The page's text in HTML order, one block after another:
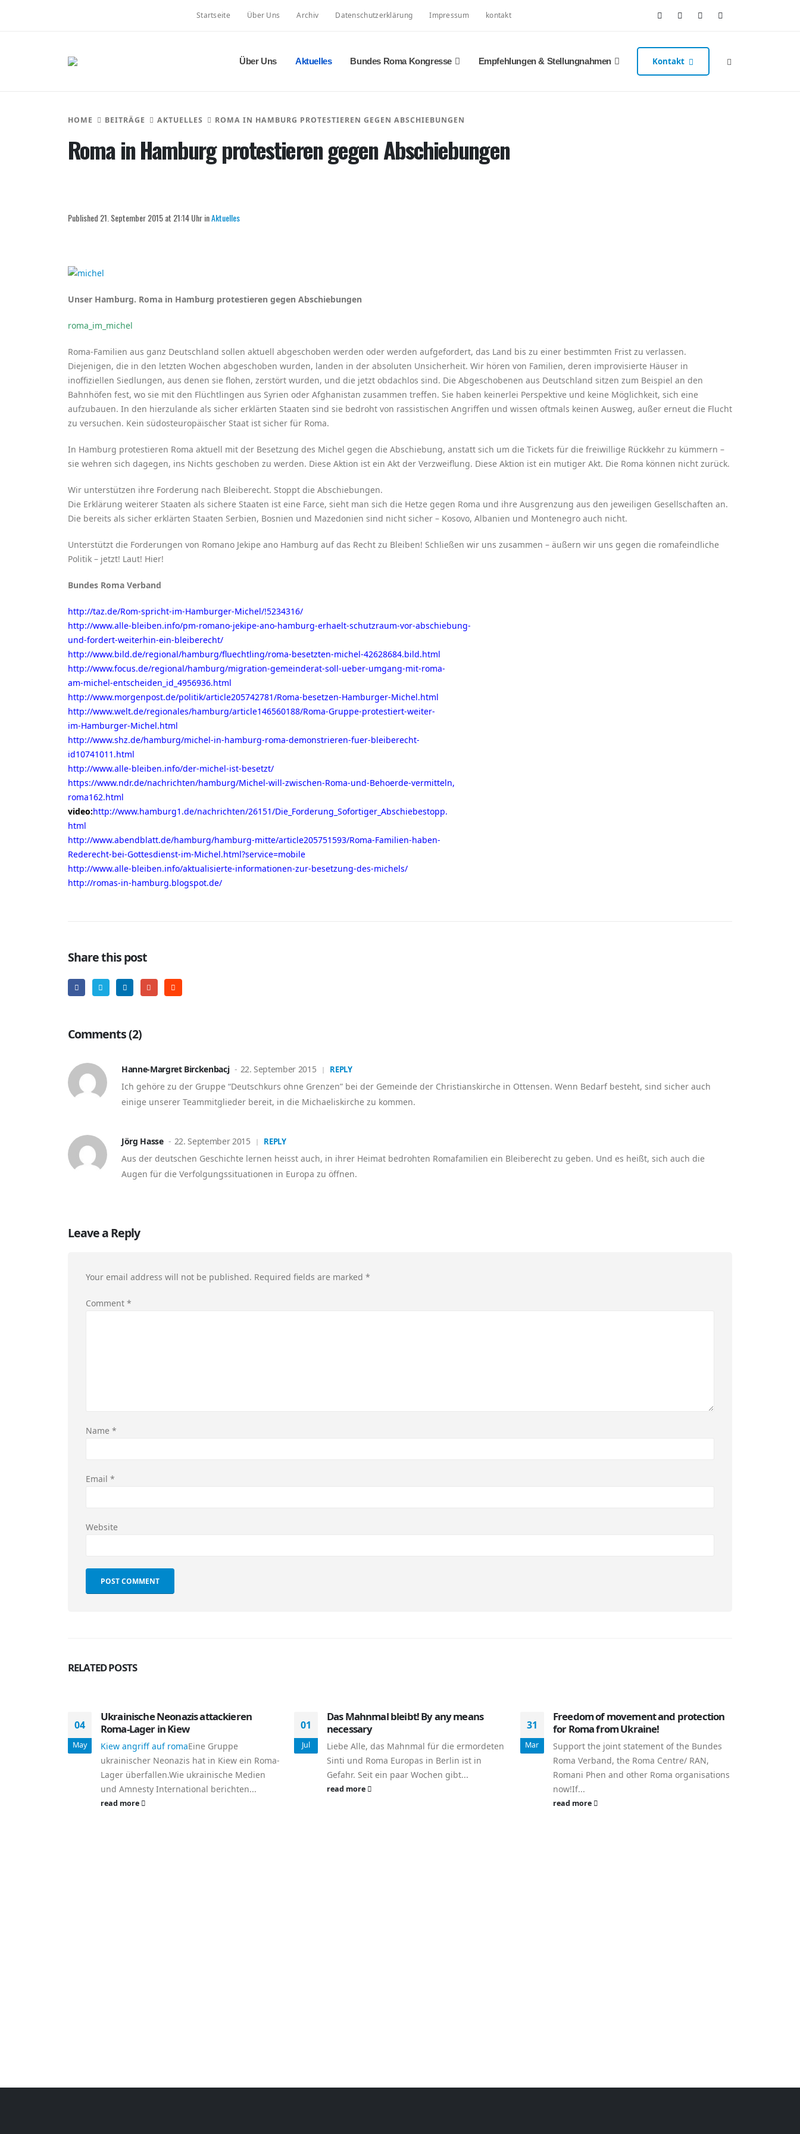
Startseite Über Uns Archiv Datenschutzerklärung Impressum kontakt
Über Uns Aktuelles Bundes Roma Kongresse Empfehlungen & Stellungnahmen Kontakt
HOME BEITRÄGE AKTUELLES ROMA IN HAMBURG PROTESTIEREN GEGEN ABSCHIEBUNGEN
Roma in Hamburg protestieren gegen Abschiebungen
Published 21. September 2015 at 21:14 Uhr inAktuelles
Unser Hamburg. Roma in Hamburg protestieren gegen Abschiebungen
roma_im_michel
Roma-Familien aus ganz Deutschland sollen aktuell abgeschoben werden oder werden aufgefordert, das Land bis zu einer bestimmten Frist zu verlassen.
Diejenigen, die in den letzten Wochen abgeschoben wurden, landen in der absoluten Unsicherheit. Wir hören von Familien, deren improvisierte Häuser in
inoffiziellen Siedlungen, aus denen sie flohen, zerstört wurden, und die jetzt obdachlos sind. Die Abgeschobenen aus Deutschland sitzen zum Beispiel an den
Bahnhöfen fest, wo sie mit den Flüchtlingen aus Syrien oder Afghanistan zusammen treffen. Sie haben keinerlei Perspektive und keine Möglichkeit, sich eine
aufzubauen. In den hierzulande als sicher erklärten Staaten sind sie bedroht von rassistischen Angriffen und wissen oftmals keinen Ausweg, außer erneut die Flucht
zu versuchen. Kein südosteuropäischer Staat ist sicher für Roma.
In Hamburg protestieren Roma aktuell mit der Besetzung des Michel gegen die Abschiebung, anstatt sich um die Tickets für die freiwillige Rückkehr zu kümmern –
sie wehren sich dagegen, ins Nichts geschoben zu werden. Diese Aktion ist ein Akt der Verzweiflung. Diese Aktion ist ein mutiger Akt. Die Roma können nicht zurück.
Wir unterstützen ihre Forderung nach Bleiberecht. Stoppt die Abschiebungen.
Die Erklärung weiterer Staaten als sichere Staaten ist eine Farce, sieht man sich die Hetze gegen Roma und ihre Ausgrenzung aus den jeweiligen Gesellschaften an.
Die bereits als sicher erklärten Staaten Serbien, Bosnien und Mazedonien sind nicht sicher – Kosovo, Albanien und Montenegro auch nicht.
Unterstützt die Forderungen von Romano Jekipe ano Hamburg auf das Recht zu Bleiben! Schließen wir uns zusammen – äußern wir uns gegen die romafeindliche
Politik – jetzt! Laut! Hier!
Bundes Roma Verband
http://taz.de/Rom-spricht-im-Hamburger-Michel/!5234316/
http://www.alle-bleiben.info/pm-romano-jekipe-ano-hamburg-erhaelt-schutzraum-vor-abschiebung-
und-fordert-weiterhin-ein-bleiberecht/
http://www.bild.de/regional/hamburg/fluechtling/roma-besetzten-michel-42628684.bild.html
http://www.focus.de/regional/hamburg/migration-gemeinderat-soll-ueber-umgang-mit-roma-
am-michel-entscheiden_id_4956936.html
http://www.morgenpost.de/politik/article205742781/Roma-besetzen-Hamburger-Michel.html
http://www.welt.de/regionales/hamburg/article146560188/Roma-Gruppe-protestiert-weiter-
im-Hamburger-Michel.html
http://www.shz.de/hamburg/michel-in-hamburg-roma-demonstrieren-fuer-bleiberecht-
id10741011.html
http://www.alle-bleiben.info/der-michel-ist-besetzt/
https://www.ndr.de/nachrichten/hamburg/Michel-will-zwischen-Roma-und-Behoerde-vermitteln,
roma162.html
video:http://www.hamburg1.de/nachrichten/26151/Die_Forderung_Sofortiger_Abschiebestopp.
html
http://www.abendblatt.de/hamburg/hamburg-mitte/article205751593/Roma-Familien-haben-
Rederecht-bei-Gottesdienst-im-Michel.html?service=mobile
http://www.alle-bleiben.info/aktualisierte-informationen-zur-besetzung-des-michels/
http://romas-in-hamburg.blogspot.de/
Share this post
Comments (2)
Hanne-Margret Birckenbacj 22. September 2015 REPLY
Ich gehöre zu der Gruppe “Deutschkurs ohne Grenzen” bei der Gemeinde der Christianskirche in Ottensen. Wenn Bedarf besteht, sind sicher auch
einige unserer Teammitglieder bereit, in die Michaeliskirche zu kommen.
Jörg Hasse 22. September 2015 REPLY
Aus der deutschen Geschichte lernen heisst auch, in ihrer Heimat bedrohten Romafamilien ein Bleiberecht zu geben. Und es heißt, sich auch die
Augen für die Verfolgungssituationen in Europa zu öffnen.
Leave a Reply
Your email address will not be published. Required fields are marked *
Comment *
Name *
Email *
Website
RELATEDPOSTS
04
May
Ukrainische Neonazis attackieren
Roma-Lager in Kiew
Kiew angriff auf romaEine Gruppe
ukrainischer Neonazis hat in Kiew ein Roma-
Lager überfallen.Wie ukrainische Medien
und Amnesty International berichten...
read more
01
Jul
Das Mahnmal bleibt! By any means
necessary
Liebe Alle, das Mahnmal für die ermordeten
Sinti und Roma Europas in Berlin ist in
Gefahr. Seit ein paar Wochen gibt...
read more
31
Mar
Freedom of movement and protection
for Roma from Ukraine!
Support the joint statement of the Bundes
Roma Verband, the Roma Centre/ RAN,
Romani Phen and other Roma organisations
now!If...
read more